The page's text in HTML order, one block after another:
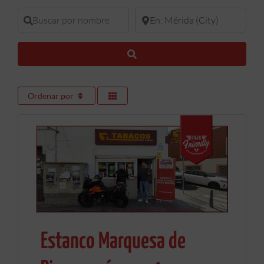
Buscar por nombre En donde buscar
Ordenar por
Estanco Marquesa de